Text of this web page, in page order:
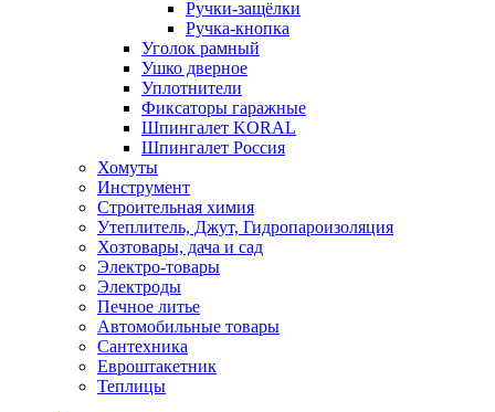
Ручки-защёлки
Ручка-кнопка
Уголок рамный
Ушко дверное
Уплотнители
Фиксаторы гаражные
Шпингалет KORAL
Шпингалет Россия
Хомуты
Инструмент
Строительная химия
Утеплитель, Джут, Гидропароизоляция
Хозтовары, дача и сад
Электро-товары
Электроды
Печное литье
Автомобильные товары
Сантехника
Евроштакетник
Теплицы